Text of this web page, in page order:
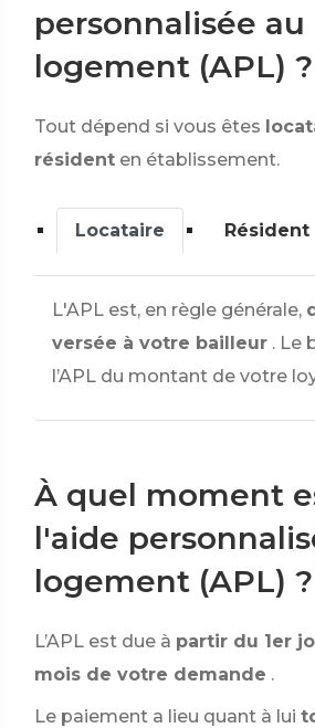
personnalisée au
logement (APL) ?
Tout dépend si vous êtes
résident en établissement.
Locataire Résident
L'APL est, en règle générale,
versée à votre bailleur . Le
l’APL du montant de votre
À quel moment
l'aide
logement (APL) ?
L’APL est due à partir du 1er
mois de votre demande .
Le paiement a lieu quant à lui